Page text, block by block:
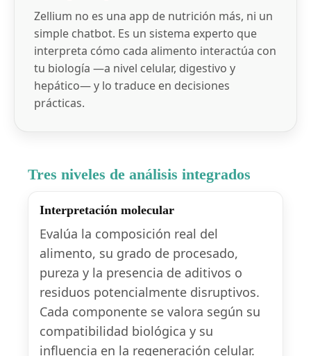
Zellium no es una app de nutrición más, ni un
simple chatbot. Es un sistema experto que
interpreta cómo cada alimento interactúa con
tu biología —a nivel celular, digestivo y
hepático— y lo traduce en decisiones
prácticas.
Tres niveles de análisis integrados
Interpretación molecular
Evalúa la composición real del
alimento, su grado de procesado,
pureza y la presencia de aditivos o
residuos potencialmente disruptivos.
Cada componente se valora según su
compatibilidad biológica y su
influencia en la regeneración celular.